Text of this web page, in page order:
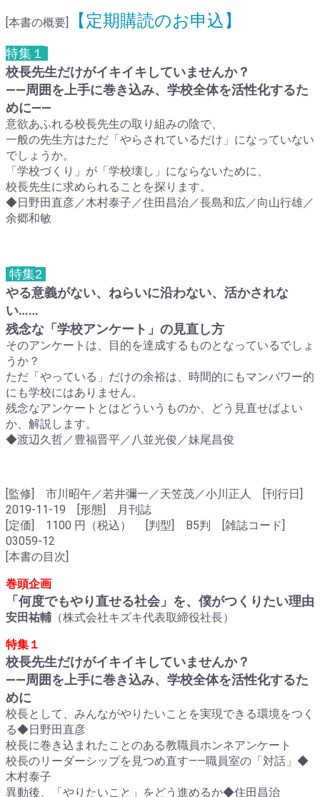
[本書の概要] 【定期購読のお申込】
特集１
校長先生だけがイキイキしていませんか？
――周囲を上手に巻き込み、学校全体を活性化するた
めに――
意欲あふれる校長先生の取り組みの陰で、
一般の先生方はただ「やらされているだけ」になっていない
でしょうか。
「学校づくり」が「学校壊し」にならないために、
校長先生に求められることを探ります。
◆日野田直彦／木村泰子／住田昌治／長島和広／向山行雄／
余郷和敏
特集2
やる意義がない、ねらいに沿わない、活かされな
い……
残念な「学校アンケート」の見直し方
そのアンケートは、目的を達成するものとなっているでしょ
うか？
ただ「やっている」だけの余裕は、時間的にもマンパワー的
にも学校にはありません。
残念なアンケートとはどういうものか、どう見直せばよい
か、解説します。
◆渡辺久哲／豊福晋平／八並光俊／妹尾昌俊
[監修] 市川昭午／若井彌一／天笠茂／小川正人 [刊行日]
2019-11-19 [形態] 月刊誌
[定価] 1100 円（税込） [判型] B5判 [雑誌コード]
03059-12
[本書の目次]
巻頭企画
「何度でもやり直せる社会」を、僕がつくりたい理由
安田祐輔 （株式会社キズキ代表取締役社長）
特集１
校長先生だけがイキイキしていませんか？
――周囲を上手に巻き込み、学校全体を活性化するた
めに
校長として、みんながやりたいことを実現できる環境をつく
る◆日野田直彦
校長に巻き込まれたことのある教職員ホンネアンケート
校長のリーダーシップを見つめ直す――職員室の「対話」◆
木村泰子
異動後、「やりたいこと」をどう進めるか◆住田昌治